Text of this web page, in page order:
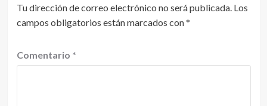
Tu dirección de correo electrónico no será publicada. Los
campos obligatorios están marcados con*
Comentario *